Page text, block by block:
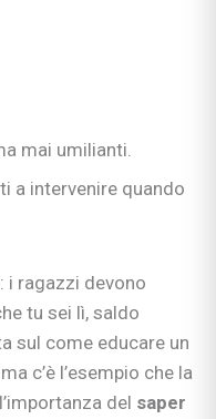
mai umilianti.
a intervenire quando
i ragazzi devono
tu sei lì, saldo
sul come educare un
c’è l’esempio che la
del saper